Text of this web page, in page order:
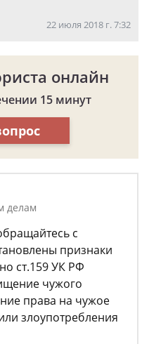
22 июля 2018 г. 7:32
онлайн
15 минут
делам
с
признаки
ст.159 УК РФ
чужого
права на чужое
злоупотребления